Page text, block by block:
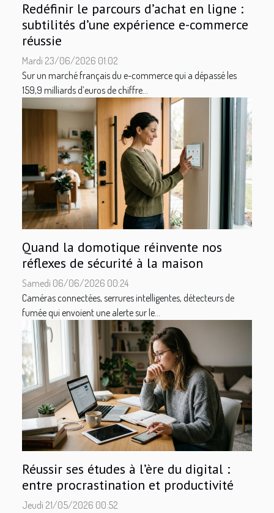
Redéfinir le parcours d’achat en ligne :
subtilités d’une expérience e-commerce
réussie
Mardi 23/06/2026 01:02
Sur un marché français du e-commerce qui a dépassé les
159,9 milliards d’euros de chiffre...
Quand la domotique réinvente nos
réflexes de sécurité à la maison
Samedi 06/06/2026 00:24
Caméras connectées, serrures intelligentes, détecteurs de
fumée qui envoient une alerte sur le...
Réussir ses études à l’ère du digital :
entre procrastination et productivité
Jeudi 21/05/2026 00:52